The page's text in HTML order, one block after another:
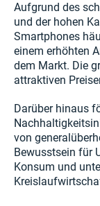
Aufgrund des
und der hohen
Smartphones
einem erhöhten
dem Markt. Die
attraktiven
Darüber hinaus
von
Bewusstsein für
Konsum und